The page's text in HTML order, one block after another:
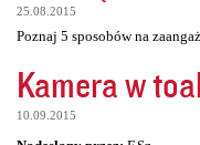
25.08.2015
Poznaj 5 sposobów na
Kamera w
10.09.2015